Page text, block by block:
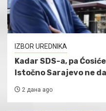
IZBOR UREDNIKA
Kadar SDS-a, pa
Istočno Sarajevo ne
2 дана ago